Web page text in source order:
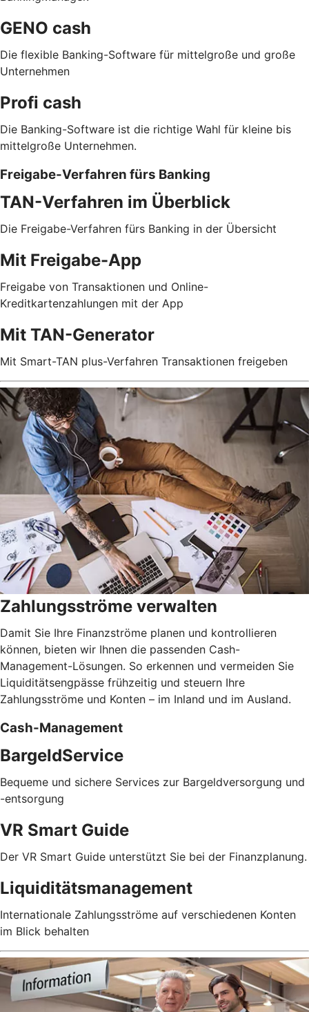
GENO cash
Die flexible Banking-Software für mittelgroße und große
Unternehmen
Profi cash
Die Banking-Software ist die richtige Wahl für kleine bis
mittelgroße Unternehmen.
Freigabe-Verfahren fürs Banking
TAN-Verfahren im Überblick
Die Freigabe-Verfahren fürs Banking in der Übersicht
Mit Freigabe-App
Freigabe von Transaktionen und Online-
Kreditkartenzahlungen mit der App
Mit TAN-Generator
Mit Smart-TAN plus-Verfahren Transaktionen freigeben
Zahlungsströme verwalten
Damit Sie Ihre Finanzströme planen und kontrollieren
können, bieten wir Ihnen die passenden Cash-
Management-Lösungen. So erkennen und vermeiden Sie
Liquiditätsengpässe frühzeitig und steuern Ihre
Zahlungsströme und Konten – im Inland und im Ausland.
Cash-Management
BargeldService
Bequeme und sichere Services zur Bargeldversorgung und
-entsorgung
VR Smart Guide
Der VR Smart Guide unterstützt Sie bei der Finanzplanung.
Liquiditätsmanagement
Internationale Zahlungsströme auf verschiedenen Konten
im Blick behalten